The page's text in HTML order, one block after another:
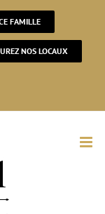
FAMILLE
NOS LOCAUX